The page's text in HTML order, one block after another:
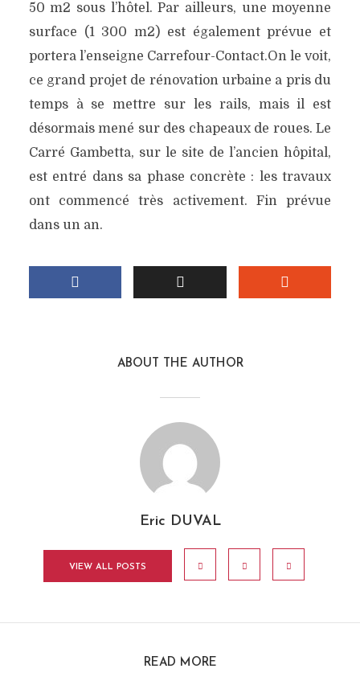
50 m2 sous l’hôtel. Par ailleurs, une moyenne
surface (1 300 m2) est également prévue et
portera l’enseigne Carrefour-Contact.On le voit,
ce grand projet de rénovation urbaine a pris du
temps à se mettre sur les rails, mais il est
désormais mené sur des chapeaux de roues. Le
Carré Gambetta, sur le site de l’ancien hôpital,
est entré dans sa phase concrète : les travaux
ont commencé très activement. Fin prévue
dans un an.
ABOUT THE AUTHOR
Eric DUVAL
VIEW ALL POSTS
READ MORE